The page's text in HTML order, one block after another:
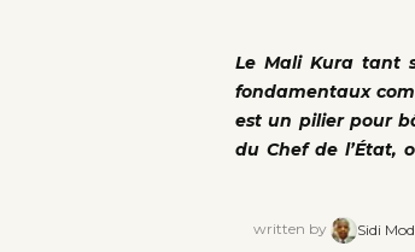
Le Mali Kura tant
fondamentaux
est un pilier pour
du Chef de l’État,
written by Sidi